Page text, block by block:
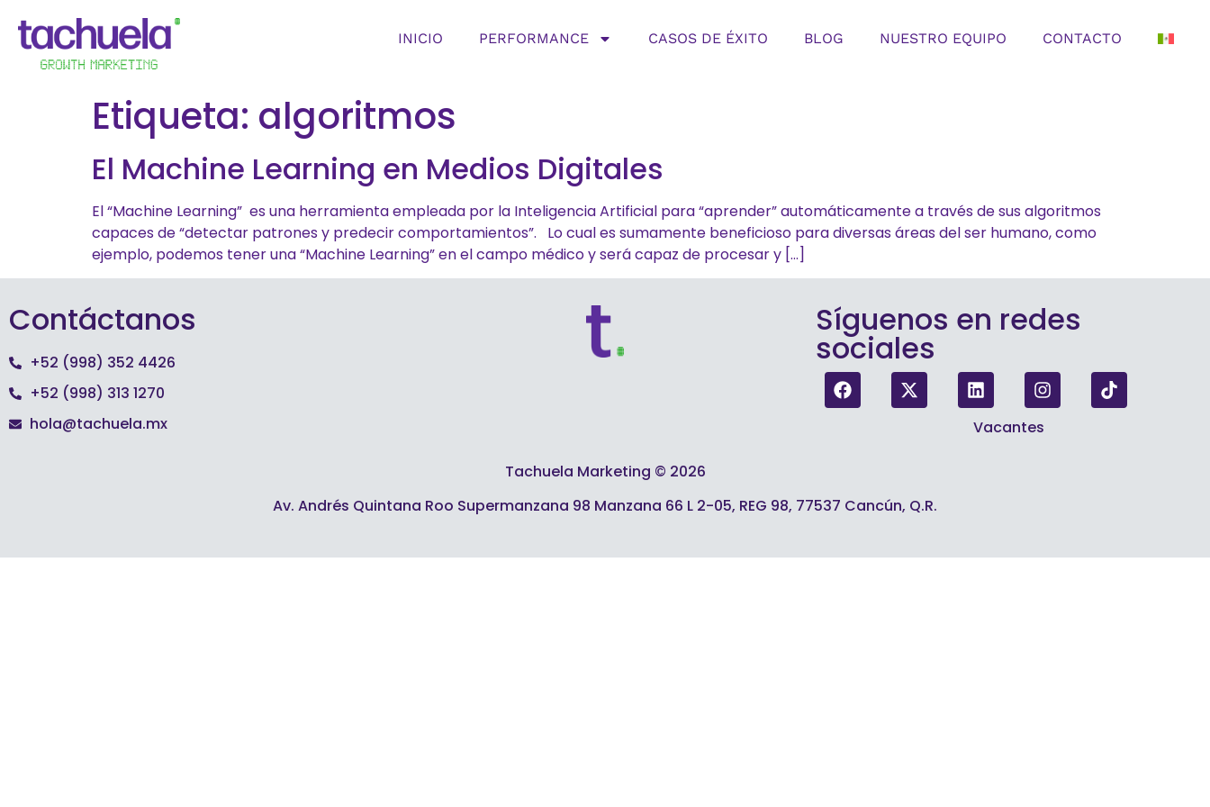
INICIO PERFORMANCE CASOS DE ÉXITO BLOG NUESTRO EQUIPO CONTACTO
Etiqueta: algoritmos
El Machine Learning en Medios Digitales
El “Machine Learning” es una herramienta empleada por la Inteligencia Artificial para “aprender” automáticamente a través de sus algoritmos
capaces de “detectar patrones y predecir comportamientos”. Lo cual es sumamente beneficioso para diversas áreas del ser humano, como
ejemplo, podemos tener una “Machine Learning” en el campo médico y será capaz de procesar y […]
Contáctanos
+52 (998) 352 4426
+52 (998) 313 1270
hola@tachuela.mx
Síguenos en redes
sociales
Vacantes
Tachuela Marketing © 2026
Av. Andrés Quintana Roo Supermanzana 98 Manzana 66 L 2-05, REG 98, 77537 Cancún, Q.R.